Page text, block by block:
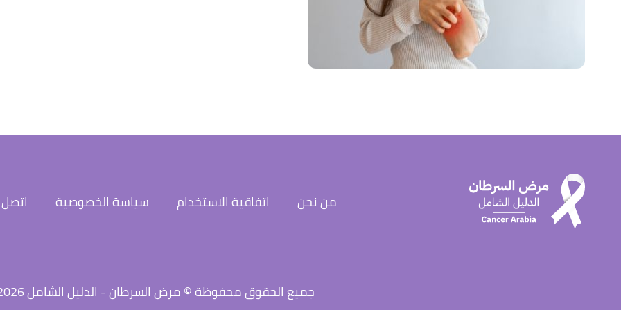
من نحن اتفاقية الاستخدام سياسة الخصوصية اتصل
جميع الحقوق محفوظة © مرض السرطان - الدليل الشامل 2026